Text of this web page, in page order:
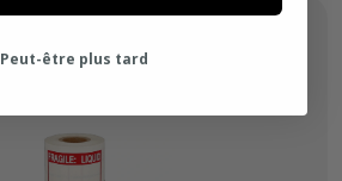
Peut-être plus tard